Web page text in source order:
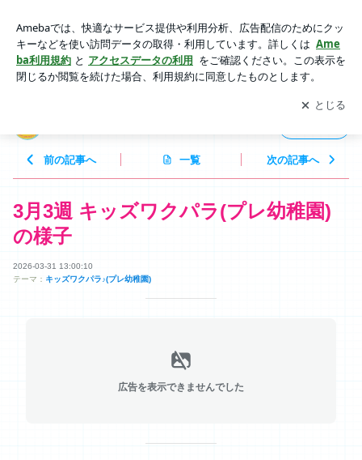
アプリをダウンロードして ブログの更新通知
を受け取りまし
ょう。
開く
前の記事へ 一覧 次の記事へ
3月3週 キッズワクパラ(プレ幼稚園)
の様子
2026-03-31 13:00:10
テーマ： キッズワクパラ♪(プレ幼稚園)
広告を表示できませんでした